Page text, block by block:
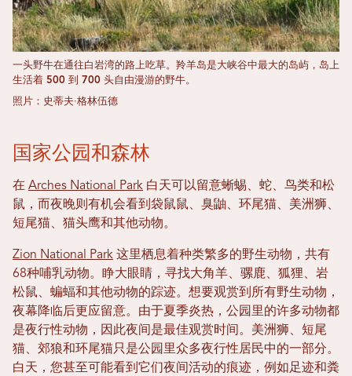
一头野牛在通往白岩湾的路上吃草。羚羊岛是大峡谷中最大的岛屿，岛上
生活着 500 到 700 头自由漫游的野牛。
照片：史蒂夫·格林伍德
国家公园和森林
在 Arches National Park 白天可以留意蜥蜴、蛇、鸟类和松
鼠，而夜晚则有机会看到袋鼠鼠、臭鼬、环尾猫、美洲狮、
短尾猫、猫头鹰和其他动物。
Zion National Park 这里栖息着种类繁多的野生动物，共有
68种哺乳动物。睁大眼睛，寻找大角羊、骡鹿、狐狸、岩
松鼠、蝙蝠和其他动物的踪迹。想要观赏到所有野生动物，
夜幕降临后更应留意。由于夏季炎热，公园里的许多动物都
是夜行性动物，因此夜间是最佳观赏时间。美洲狮、短尾
猫、郊狼和环尾猫只是公园里众多夜行性居民中的一部分。
白天，您甚至可能看到它们夜间活动的痕迹，例如足迹和粪